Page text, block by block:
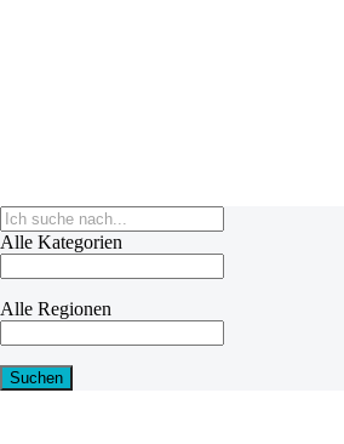
Alle Kategorien
Alle Regionen